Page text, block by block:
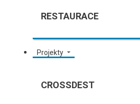
RESTAURACE
Projekty
CROSSDEST